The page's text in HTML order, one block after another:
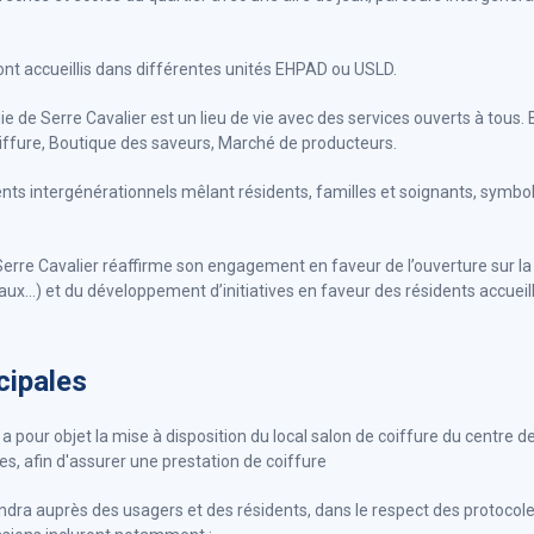
accueillis dans différentes unités EHPAD ou USLD.
de Serre Cavalier est un lieu de vie avec des services ouverts à tous.
Boutique des saveurs, Marché de producteurs.
intergénérationnels mêlant résidents, familles et soignants,
Cavalier réaffirme son engagement en faveur de l’ouverture sur
et du développement d’initiatives en faveur des résidents
pour objet la mise à disposition du local salon de coiffure du centre
afin d'assurer une prestation de coiffure
auprès des usagers et des résidents, dans le respect des